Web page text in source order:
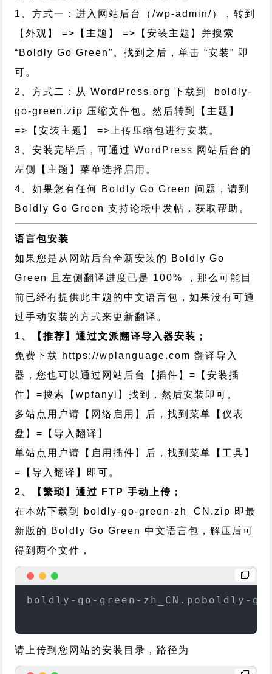
1、方式一：进入网站后台（/wp-admin/），转到
【外观】 =>【主题】 =>【安装主题】并搜索
“Boldly Go Green”。找到之后，单击 “安装” 即
可。
2、方式二：从 WordPress.org 下载到 boldly-
go-green.zip 压缩文件包。然后转到【主题】
=>【安装主题】 =>上传压缩包进行安装。
3、安装完毕后，可通过 WordPress 网站后台的
左侧【主题】菜单选择启用。
4、如果您有任何 Boldly Go Green 问题，请到
Boldly Go Green 支持论坛中发帖，获取帮助。
语言包安装
如果您是从网站后台全新安装的 Boldly Go
Green 且左侧翻译进度已是 100% ，那么可能目
前已经有提供此主题的中文语言包，如果没有可通
过手动安装的方式来更新翻译。
1、【推荐】通过文派翻译导入器安装；
免费下载 https://wplanguage.com 翻译导入
器，您也可以通过网站后台【插件】=【安装插
件】=搜索【wpfanyi】找到，然后安装即可。
多站点用户请【网络启用】后，找到菜单【仪表
盘】=【导入翻译】
单站点用户请【启用插件】后，找到菜单【工具】
=【导入翻译】即可。
2、【繁琐】通过 FTP 手动上传；
在本站下载到 boldly-go-green-zh_CN.zip 即最
新版的 Boldly Go Green 中文语言包，解压后可
得到两个文件，
boldly-go-green-zh_CN.poboldly-go-
请上传到您网站的安装目录，路径为